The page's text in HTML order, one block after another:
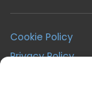
Cookie Policy
Privacy Policy